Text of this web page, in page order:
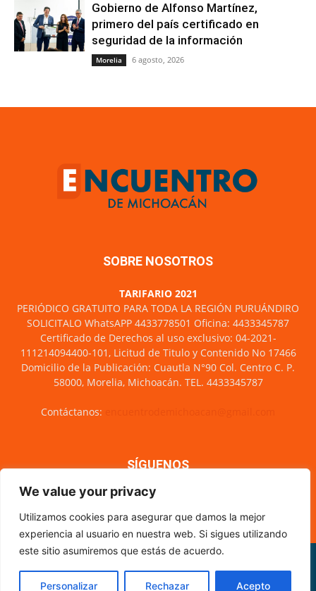
We value your privacy
Utilizamos cookies para asegurar que damos la mejor
experiencia al usuario en nuestra web. Si sigues utilizando
este sitio asumiremos que estás de acuerdo.
Personalizar Rechazar Acepto
Gobierno de Alfonso Martínez,
primero del país certificado en
seguridad de la información
Morelia 6 agosto, 2026
SOBRE NOSOTROS
TARIFARIO 2021
PERIÓDICO GRATUITO PARA TODA LA REGIÓN PURUÁNDIRO
SOLICITALO WhatsAPP 4433778501 Oficina: 4433345787
Certificado de Derechos al uso exclusivo: 04-2021-
111214094400-101, Licitud de Titulo y Contenido No 17466
Domicilio de la Publicación: Cuautla N°90 Col. Centro C. P.
58000, Morelia, Michoacán. TEL. 4433345787
Contáctanos:
SÍGUENOS
Nosotros
CÓDIGO DE ÉTICA PERIODÍSTICA
XML Sitemap